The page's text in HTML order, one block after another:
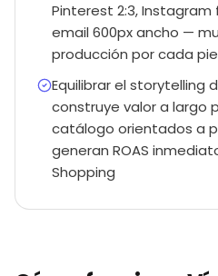
Pinterest 2:3, Instagram
email 600px ancho —
producción por cada
Equilibrar el storytelling
construye valor a largo
catálogo orientados a
generan ROAS
Shopping